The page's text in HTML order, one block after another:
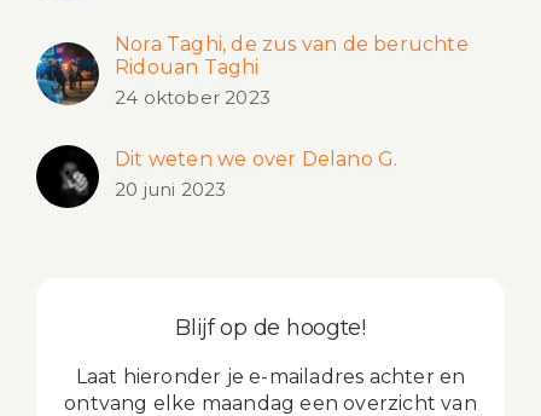
Nora Taghi, de zus van de beruchte
Ridouan Taghi
24 oktober 2023
Dit weten we over Delano G.
20 juni 2023
Blijf op de hoogte!
Laat hieronder je e-mailadres achter en
ontvang elke maandag een overzicht van